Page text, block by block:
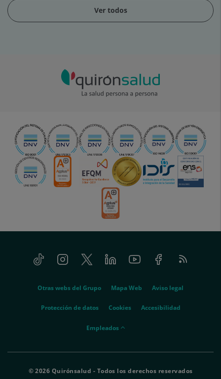
Ver todos
Tiktok InstagramTwitter LinkedinYoutube FacebookFeed
RSS
Otras webs del Grupo Mapa Web Aviso legal
Protección de datos Cookies Accesibilidad
empleados
Empleados
© 2026 Quirónsalud - Todos los derechos reservados